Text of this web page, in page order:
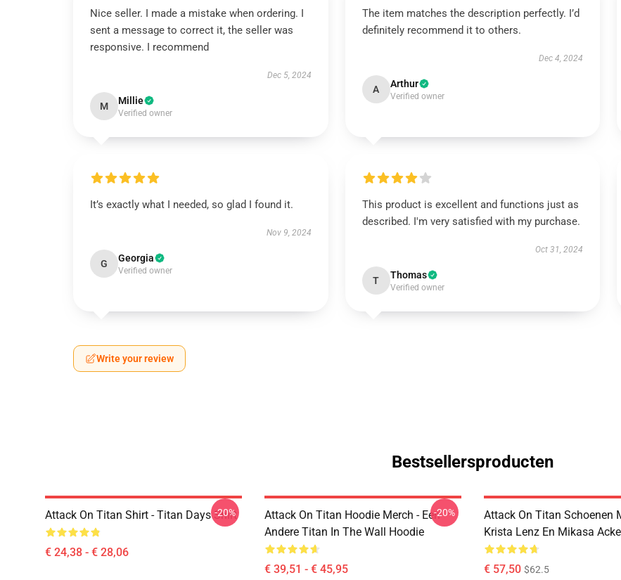
Nice seller. I made a mistake when ordering. I
sent a message to correct it, the seller was
responsive. I recommend
Dec 5, 2024
M Millie
Verified owner
The item matches the description perfectly. I’d
definitely recommend it to others.
Dec 4, 2024
A Arthur
Verified owner
It’s exactly what I needed, so glad I found it.
Nov 9, 2024
G Georgia
Verified owner
This product is excellent and functions just as
described. I'm very satisfied with my purchase.
Oct 31, 2024
T Thomas
Verified owner
Write your review
Bestsellersproducten
Attack On Titan Shirt - Titan Days Shirt
€ 24,38 - € 28,06
-20%
Attack On Titan Hoodie Merch - Een
Andere Titan In The Wall Hoodie
€ 39,51 - € 45,95
-20%
Attack On Titan Schoenen
Krista Lenz En Mikasa
€ 57,50 $62.5